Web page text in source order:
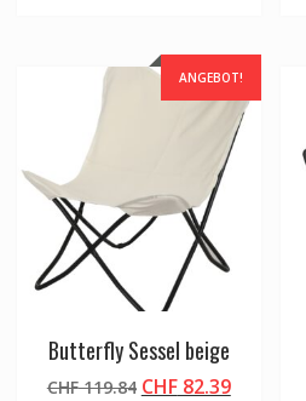
ANGEBOT!
Butterfly Sessel beige
CHF119.84 Ursprünglicher
CHF82.39Aktueller